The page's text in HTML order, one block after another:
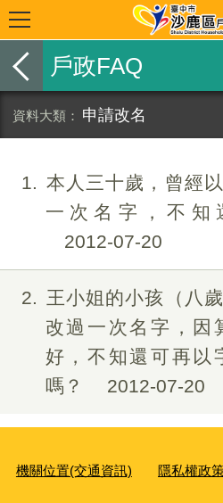
戶政FAQ
申請改名
1
本人三十歲，曾經
一次名字，不知
2012-07-20
2
王小姐的小孩（八
改過一次名字，因
好，不知還可再以
嗎？
2012-07-20
機關位置(交通資訊) 隱私權政